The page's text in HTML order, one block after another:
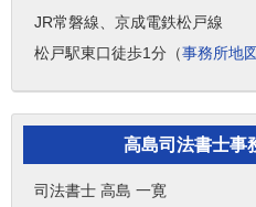
JR常磐線、京成電鉄松戸線
松戸駅東口徒歩1分（事務所地
高島司法書士事
司法書士 高島 一寛